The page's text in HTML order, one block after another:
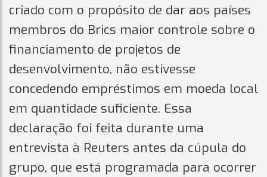
criado com o propósito de dar aos países
membros do Brics maior controle sobre o
financiamento de projetos de
desenvolvimento, não estivesse
concedendo empréstimos em moeda local
em quantidade suficiente. Essa
declaração foi feita durante uma
entrevista à Reuters antes da cúpula do
grupo, que está programada para ocorrer